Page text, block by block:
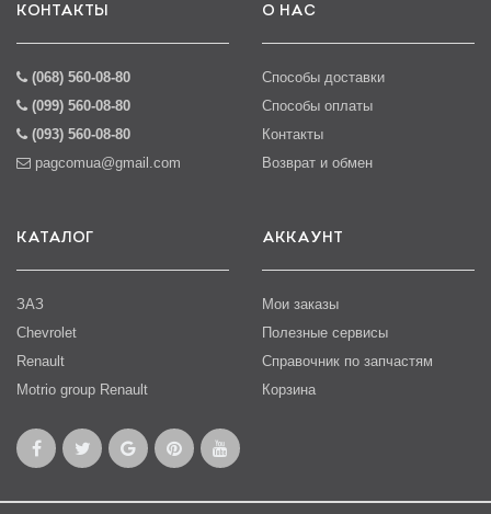
КОНТАКТЫ
(068) 560-08-80
(099) 560-08-80
(093) 560-08-80
pagcomua@gmail.com
О НАС
Способы доставки
Способы оплаты
Контакты
Возврат и обмен
КАТАЛОГ
ЗАЗ
Chevrolet
Renault
Motrio group Renault
АККАУНТ
Мои заказы
Полезные сервисы
Справочник по запчастям
Корзина